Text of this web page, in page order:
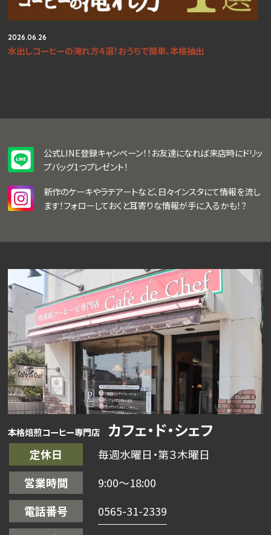
2026.06.26
水出しコーヒーの淹れ方４選！おうちで簡単、本格抽出
公式LINE登録キャンペーン！！お友達になれば来店時にドリッ
プバッグ1つプレゼント！
新作のケーキやラテアートなど、日々インスタにて情報を流し
ます！フォローしておくと耳寄りな情報が手に入るかも！？
本格焙煎コーヒー専門店 カフェ・ド・シェフ
定休日
毎週水曜日・第３木曜日
営業時間
9:00〜18:00
電話番号
0565-31-2339